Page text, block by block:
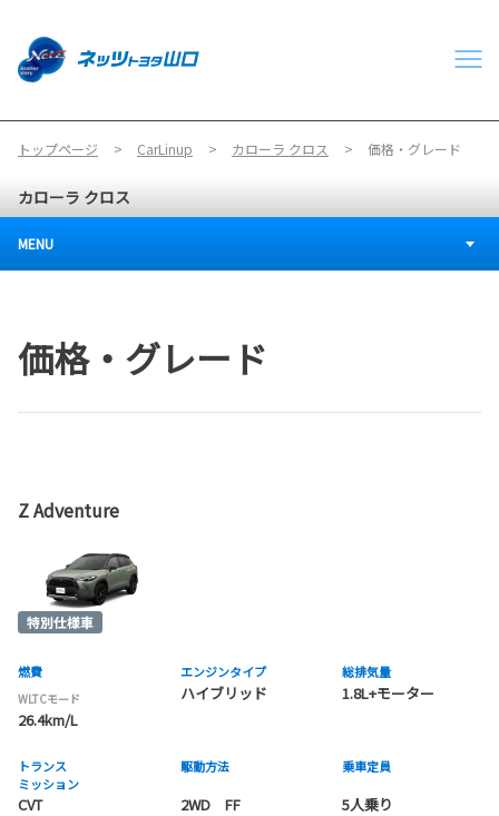
トップページ CarLinup カローラ クロス 価格・グレード
カローラ クロス
MENU
価格・グレード
Z Adventure
燃費
WLTCモード
26.4km/L
エンジンタイプ
ハイブリッド
総排気量
1.8L+モーター
トランス
ミッション
CVT
駆動方法
2WD FF
乗車定員
5人乗り